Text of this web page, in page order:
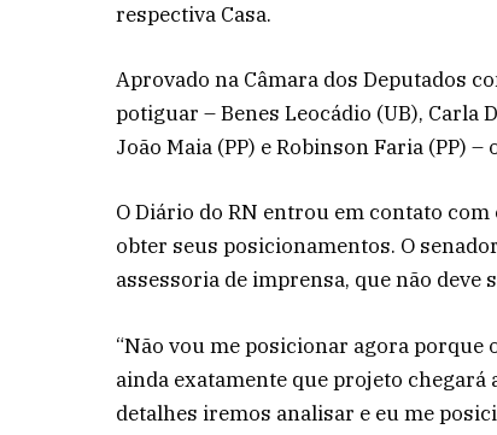
respectiva Casa.
Aprovado na Câmara dos Deputados
potiguar – Benes Leocádio (UB), Carla
João Maia (PP) e Robinson Faria (PP)
O Diário do RN entrou em contato
obter seus posicionamentos. O
assessoria de imprensa, que não
“Não vou me posicionar agora porque
ainda exatamente que projeto
detalhes iremos analisar e eu me